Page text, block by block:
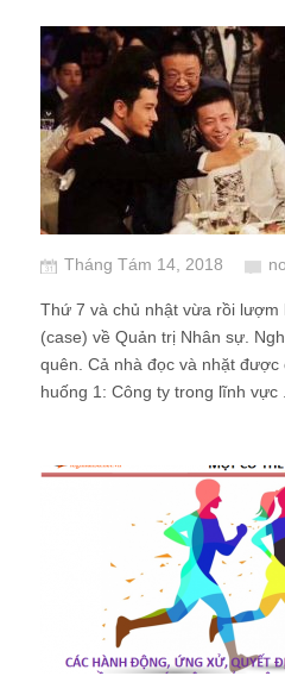
Tháng Tám 14, 2018
Thứ 7 và chủ nhật vừa rồi
(case) về Quản trị Nhân sự.
quên. Cả nhà đọc và nhặt
huống 1: Công ty trong lĩnh vực